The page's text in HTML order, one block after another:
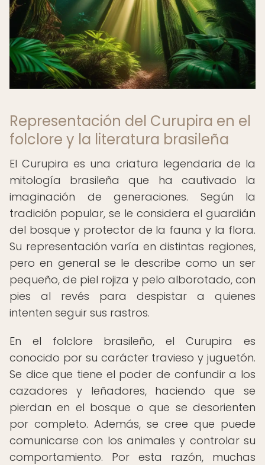
Representación del Curupira en el
folclore y la literatura brasileña
El Curupira es una criatura legendaria de la
mitología brasileña que ha cautivado la
imaginación de generaciones. Según la
tradición popular, se le considera el guardián
del bosque y protector de la fauna y la flora.
Su representación varía en distintas regiones,
pero en general se le describe como un ser
pequeño, de piel rojiza y pelo alborotado, con
pies al revés para despistar a quienes
intenten seguir sus rastros.
En el folclore brasileño, el Curupira es
conocido por su carácter travieso y juguetón.
Se dice que tiene el poder de confundir a los
cazadores y leñadores, haciendo que se
pierdan en el bosque o que se desorienten
por completo. Además, se cree que puede
comunicarse con los animales y controlar su
comportamiento. Por esta razón, muchas